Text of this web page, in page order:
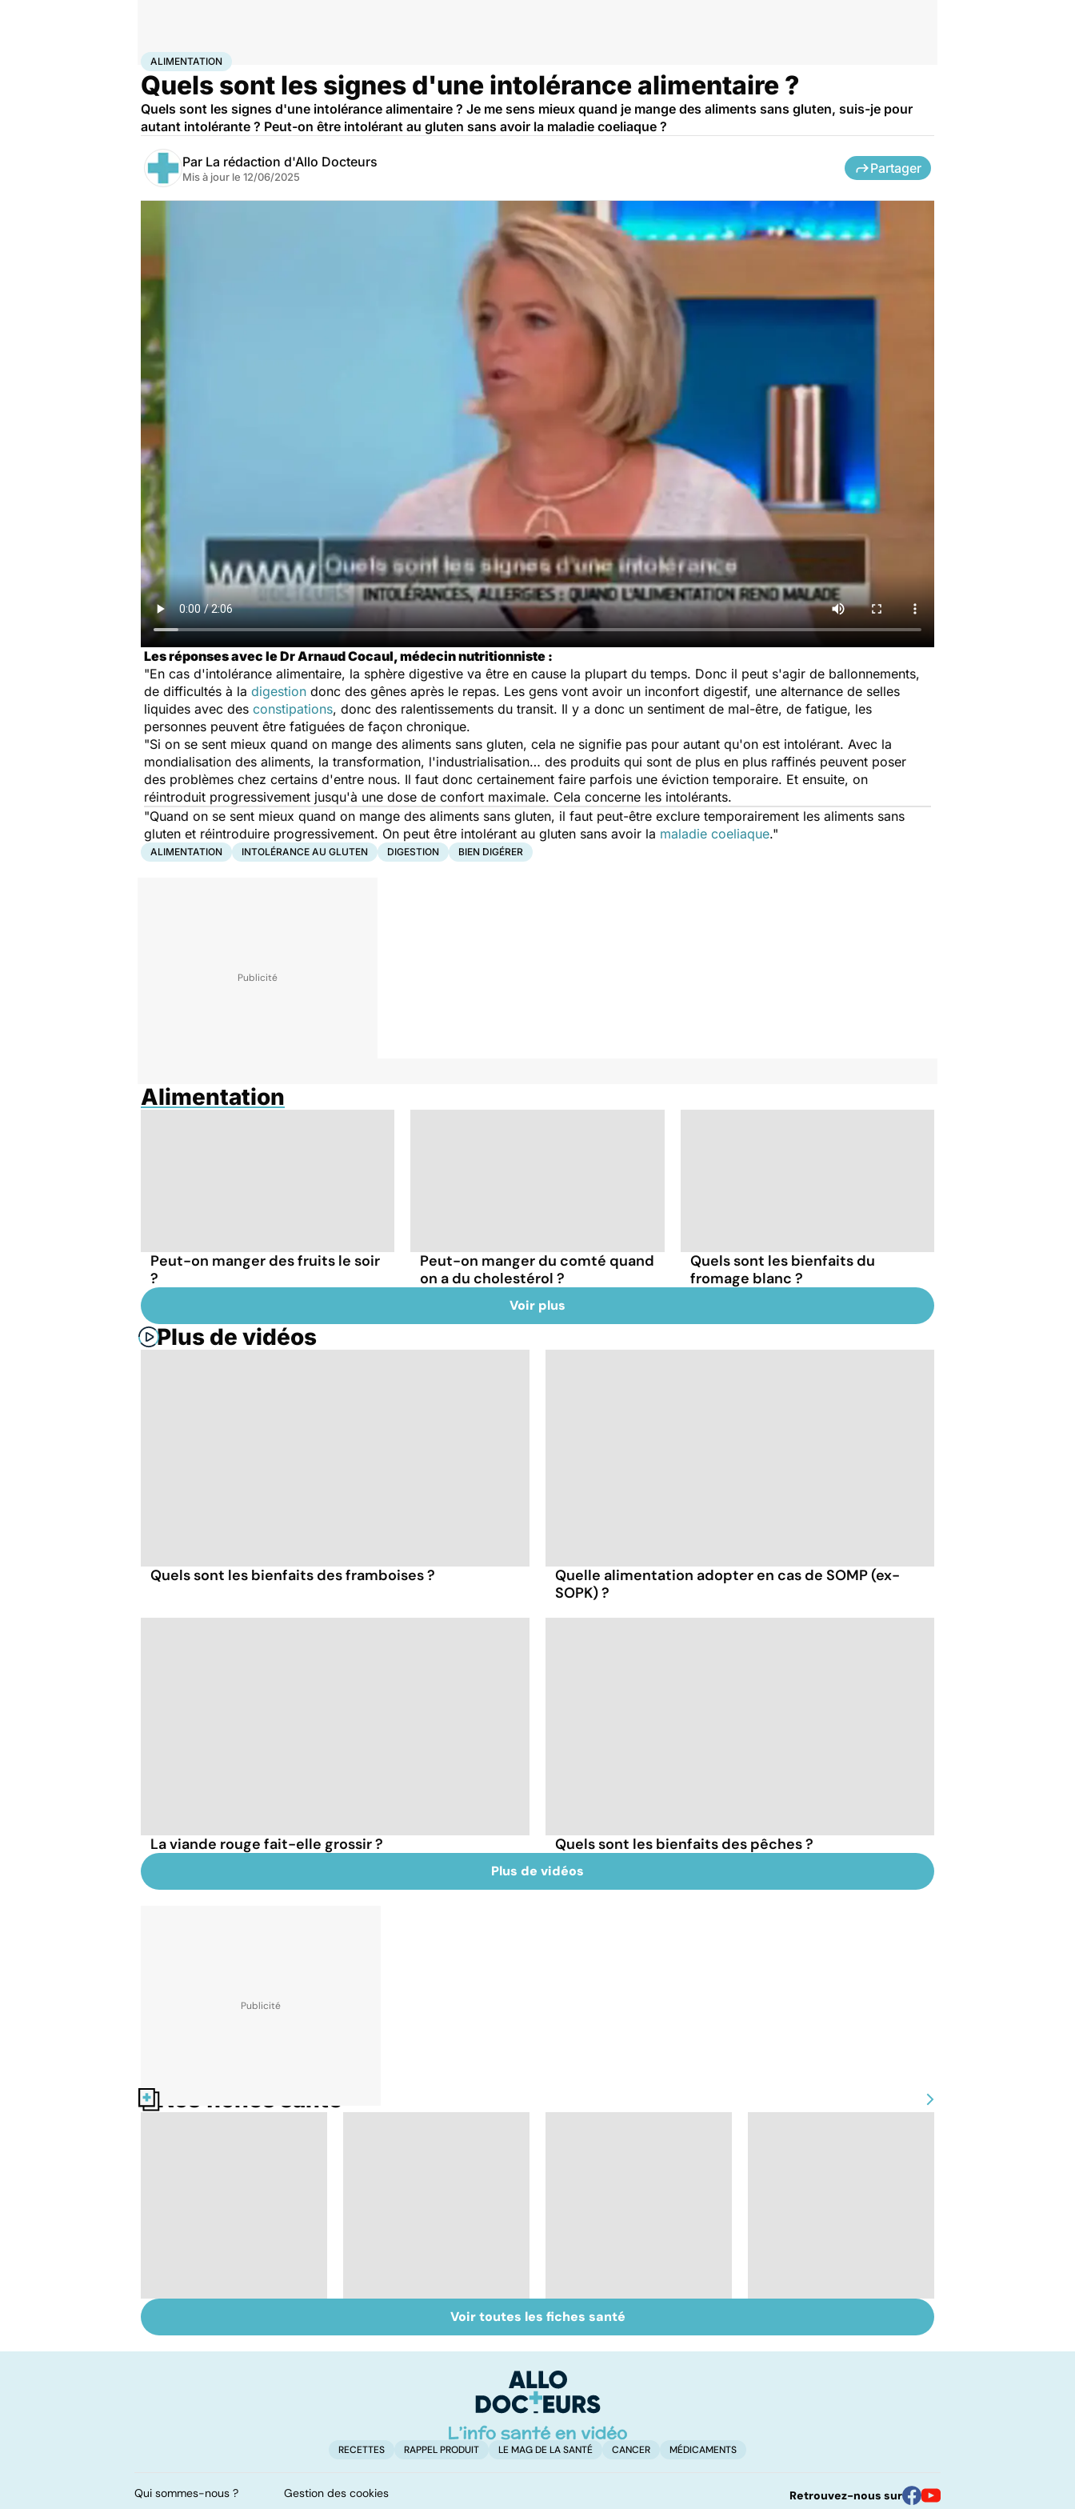
AccueilBien-êtreNutrition
ALIMENTATION
Quels sont les signes d'une intolérance alimentaire ?
Quels sont les signes d'une intolérance alimentaire ? Je me sens mieux quand je mange des aliments sans gluten, suis-je pour
autant intolérante ? Peut-on être intolérant au gluten sans avoir la maladie coeliaque ?
Par La rédaction d'Allo Docteurs
Mis à jour le 12/06/2025
Partager
Les réponses avec le Dr Arnaud Cocaul, médecin nutritionniste :
"En cas d'intolérance alimentaire, la sphère digestive va être en cause la plupart du temps. Donc il peut s'agir de ballonnements,
de difficultés à la digestion donc des gênes après le repas. Les gens vont avoir un inconfort digestif, une alternance de selles
liquides avec des constipations, donc des ralentissements du transit. Il y a donc un sentiment de mal-être, de fatigue, les
personnes peuvent être fatiguées de façon chronique.
"Si on se sent mieux quand on mange des aliments sans gluten, cela ne signifie pas pour autant qu'on est intolérant. Avec la
mondialisation des aliments, la transformation, l'industrialisation… des produits qui sont de plus en plus raffinés peuvent poser
des problèmes chez certains d'entre nous. Il faut donc certainement faire parfois une éviction temporaire. Et ensuite, on
réintroduit progressivement jusqu'à une dose de confort maximale. Cela concerne les intolérants.
"Quand on se sent mieux quand on mange des aliments sans gluten, il faut peut-être exclure temporairement les aliments sans
gluten et réintroduire progressivement. On peut être intolérant au gluten sans avoir la maladie coeliaque."
ALIMENTATION INTOLÉRANCE AU GLUTEN DIGESTION BIEN DIGÉRER
Alimentation
Peut-on manger des fruits le soir
?
Peut-on manger du comté quand
on a du cholestérol ?
Quels sont les bienfaits du
fromage blanc ?
Voir plus
Plus de vidéos
Quels sont les bienfaits des framboises ?
Quelle alimentation adopter en cas de SOMP (ex-
SOPK) ?
La viande rouge fait-elle grossir ? Quels sont les bienfaits des pêches ?
Plus de vidéos
Nos fiches santé
oligo-élément vital
Intestin irritable : le
régime FODMAP, une
Alimentation : le péril
jeûne ?
glycémique ?
Voir toutes les fiches santé
RECETTES RAPPEL PRODUIT LE MAG DE LA SANTÉ CANCER MÉDICAMENTS
Qui sommes-nous ?
Gestion des cookies
Retrouvez-nous sur